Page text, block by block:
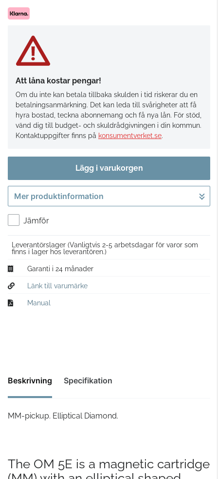
Att låna kostar pengar!
Om du inte kan betala tillbaka skulden i tid riskerar du en
betalningsanmärkning. Det kan leda till svårigheter att få
hyra bostad, teckna abonnemang och få nya lån. För stöd,
vänd dig till budget- och skuldrådgivningen i din kommun.
Kontaktuppgifter finns på konsumentverket.se.
Lägg i varukorgen
Gå till kassan
Mer produktinformation
Jämför
Leverantörslager (Vanligtvis 2-5 arbetsdagar för varor som
finns i lager hos leverantören.)
Garanti i 24 månader
Länk till varumärke
Manual
Beskrivning Specifikation
MM-pickup. Elliptical Diamond.
The OM 5E is a magnetic cartridge